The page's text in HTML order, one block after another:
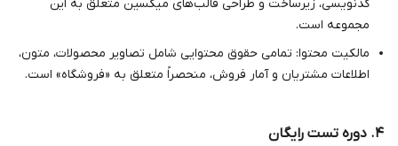
کدنویسی، زیرساخت و طراحی قالب‌های میکسین متعلق به این
مجموعه است.
مالکیت محتوا: تمامی حقوق محتوایی شامل تصاویر محصولات، متون،
اطلاعات مشتریان و آمار فروش، منحصراً متعلق به «فروشگاه» است.
۴. دوره تست رایگان